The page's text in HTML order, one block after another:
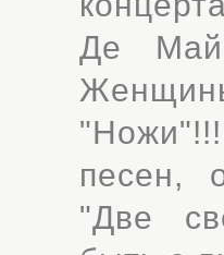
Де
песен,
"Две